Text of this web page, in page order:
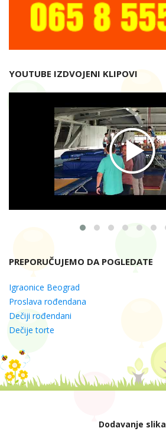
YOUTUBE IZDVOJENI KLIPOVI
PREPORUČUJEMO DA POGLEDATE
Igraonice Beograd
Proslava rođendana
Dečiji rođendani
Dečije torte
Dodavanje slika